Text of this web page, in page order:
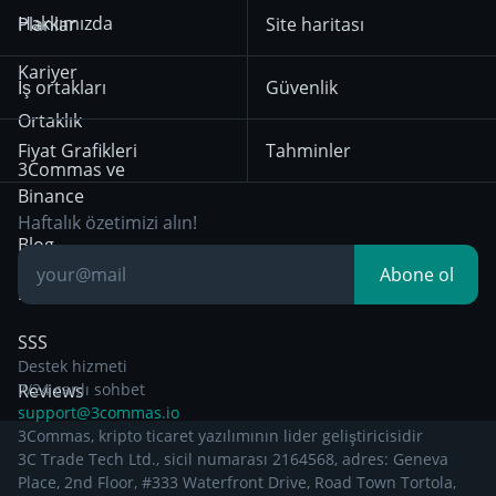
KuCoin
HTX
Bybit
Solana
BNB
Trading
Position Trading
Day Trading
Breakout Trading
itibaren geçerli olan
Kullanım Koşulları
29 Aralık 2024’ten
itibaren geçerli olan
Gizlilik Bildirimi
Other Legal
Documentation
Hakkımızda
Kariyer
Ortaklık
3Commas ve
Binance
Blog
Bilgiye dayalı
SSS
Reviews
Planlar
İş ortakları
Fiyat Grafikleri
Site haritası
Güvenlik
Tahminler
Haftalık özetimizi alın!
Abone ol
Destek hizmeti
7/24 canlı sohbet
support@3commas.io
3Commas, kripto ticaret yazılımının lider geliştiricisidir
3C Trade Tech Ltd., sicil numarası 2164568, adres: Geneva
Place, 2nd Floor, #333 Waterfront Drive, Road Town Tortola,